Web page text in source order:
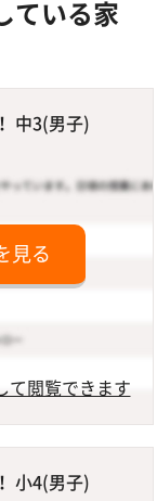
ている家
中3(男子)
見る
て閲覧できます
小4(男子)